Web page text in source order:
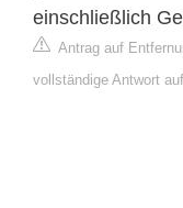
einschließlich
Antrag auf
vollständige Antwort